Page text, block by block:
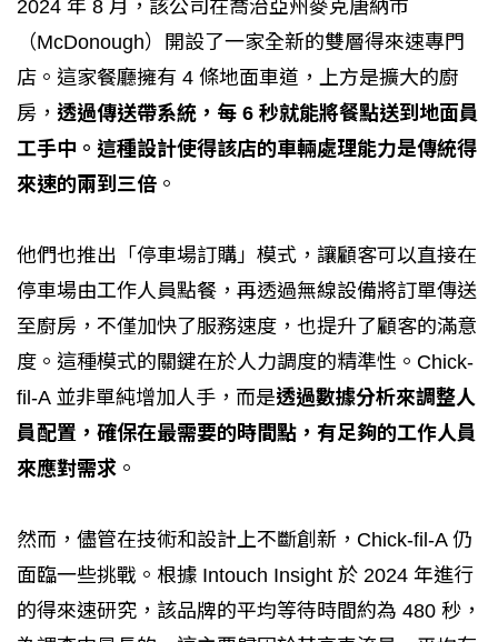
2024 年 8 月，該公司在喬治亞州麥克唐納市
（McDonough）開設了一家全新的雙層得來速專門
店。這家餐廳擁有 4 條地面車道，上方是擴大的廚
房， 透過傳送帶系統，每 6 秒就能將餐點送到地面員
工手中。這種設計使得該店的車輛處理能力是傳統得
來速的兩到三倍 。
他們也推出「停車場訂購」模式，讓顧客可以直接在
停車場由工作人員點餐，再透過無線設備將訂單傳送
至廚房，不僅加快了服務速度，也提升了顧客的滿意
度。這種模式的關鍵在於人力調度的精準性。Chick-
fil-A 並非單純增加人手，而是透過數據分析來調整人
員配置，確保在最需要的時間點，有足夠的工作人員
來應對需求 。
然而，儘管在技術和設計上不斷創新，Chick-fil-A 仍
面臨一些挑戰。根據 Intouch Insight 於 2024 年進行
的得來速研究，該品牌的平均等待時間約為 480 秒，